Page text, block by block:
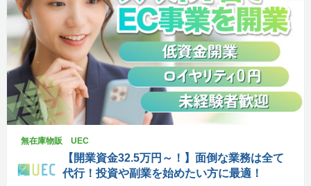
無在庫物販 UEC
【開業資金32.5万円～！】面倒な業務は全て
代行！投資や副業を始めたい方に最適！